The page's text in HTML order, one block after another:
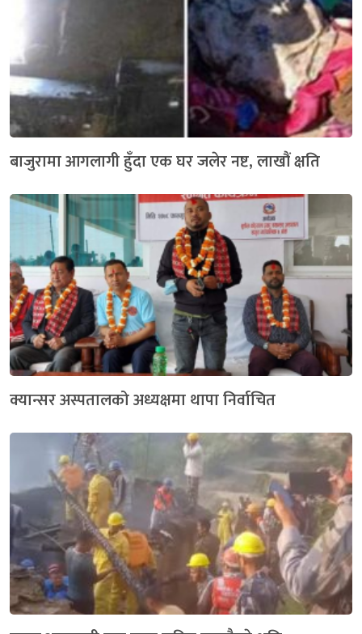
बाजुरामा आगलागी हुँदा एक घर जलेर नष्ट, लाखौं क्षति
क्यान्सर अस्पतालको अध्यक्षमा थापा निर्वाचित